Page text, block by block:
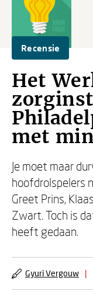
Recensie
Het
met
Je moet maar
hoofdrolspelers
Greet Prins,
Zwart. Toch is
heeft gedaan.
Gyuri Vergouw |